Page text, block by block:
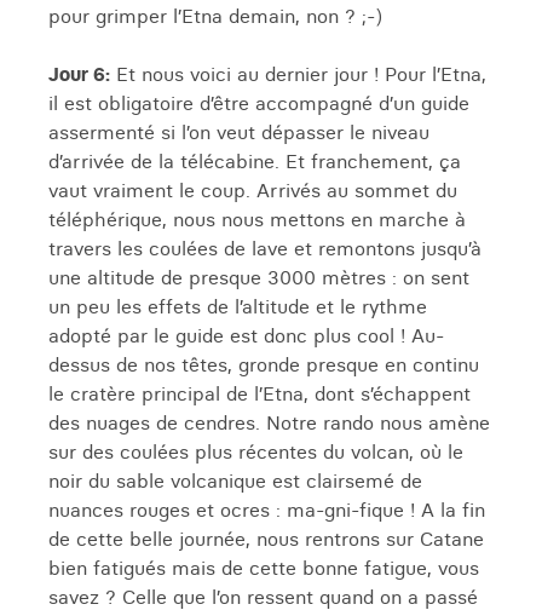
pour grimper l’Etna demain, non ? ;-)
Jour 6: Et nous voici au dernier jour ! Pour l’Etna,
il est obligatoire d’être accompagné d’un guide
assermenté si l’on veut dépasser le niveau
d’arrivée de la télécabine. Et franchement, ça
vaut vraiment le coup. Arrivés au sommet du
téléphérique, nous nous mettons en marche à
travers les coulées de lave et remontons jusqu’à
une altitude de presque 3000 mètres : on sent
un peu les effets de l’altitude et le rythme
adopté par le guide est donc plus cool ! Au-
dessus de nos têtes, gronde presque en continu
le cratère principal de l’Etna, dont s’échappent
des nuages de cendres. Notre rando nous amène
sur des coulées plus récentes du volcan, où le
noir du sable volcanique est clairsemé de
nuances rouges et ocres : ma-gni-fique ! A la fin
de cette belle journée, nous rentrons sur Catane
bien fatigués mais de cette bonne fatigue, vous
savez ? Celle que l’on ressent quand on a passé